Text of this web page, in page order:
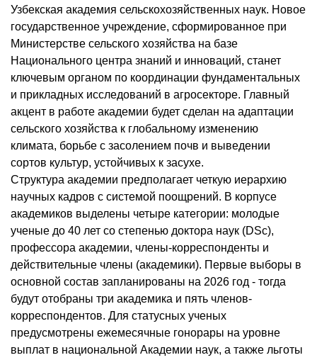
Узбекская академия сельскохозяйственных наук. Новое
государственное учреждение, сформированное при
Министерстве сельского хозяйства на базе
Национального центра знаний и инноваций, станет
ключевым органом по координации фундаментальных
и прикладных исследований в агросекторе. Главный
акцент в работе академии будет сделан на адаптации
сельского хозяйства к глобальному изменению
климата, борьбе с засолением почв и выведении
сортов культур, устойчивых к засухе.
Структура академии предполагает четкую иерархию
научных кадров с системой поощрений. В корпусе
академиков выделены четыре категории: молодые
ученые до 40 лет со степенью доктора наук (DSc),
профессора академии, члены-корреспонденты и
действительные члены (академики). Первые выборы в
основной состав запланированы на 2026 год - тогда
будут отобраны три академика и пять членов-
корреспондентов. Для статусных ученых
предусмотрены ежемесячные гонорары на уровне
выплат в национальной Академии наук, а также льготы